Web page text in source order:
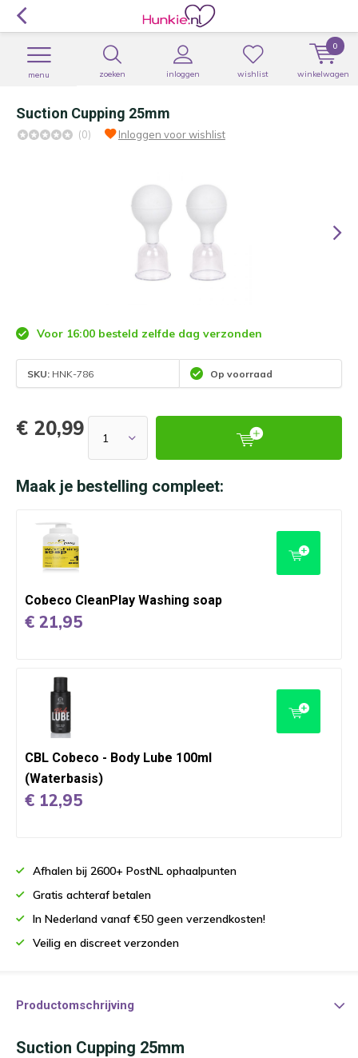
zoeken inloggen
menu wishlist winkelwagen
0
Suction Cupping 25mm
(0) Inloggen voor wishlist
Voor 16:00 besteld zelfde dag verzonden
SKU: HNK-786 Op voorraad
€ 20,99
Maak je bestelling compleet:
Cobeco CleanPlay Washing soap
€ 21,95
CBL Cobeco - Body Lube 100ml
(Waterbasis)
€ 12,95
Afhalen bij 2600+ PostNL ophaalpunten
Gratis achteraf betalen
In Nederland vanaf €50 geen verzendkosten!
Veilig en discreet verzonden
Productomschrijving
Suction Cupping 25mm